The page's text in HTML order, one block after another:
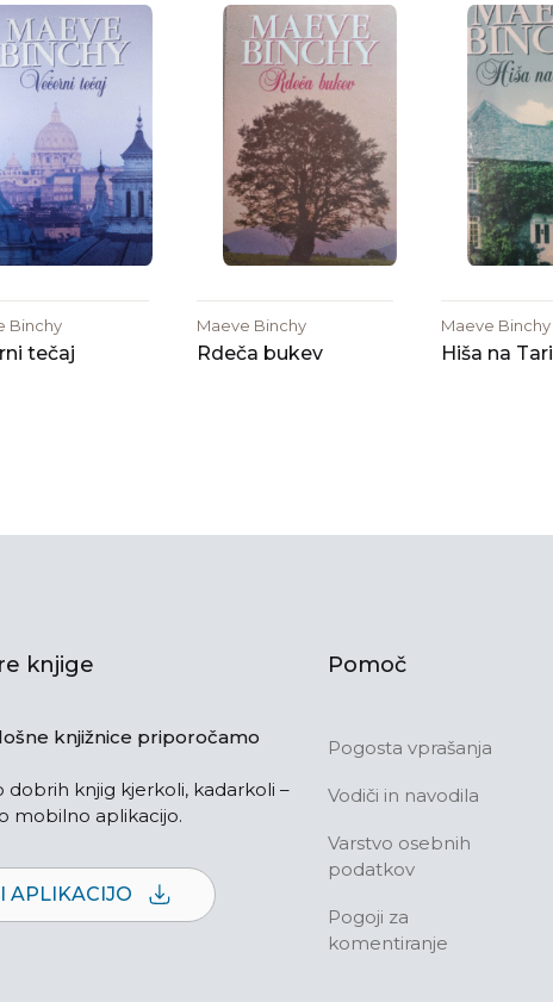
Binchy
tečaj
Maeve Binchy
Rdeča bukev
Maeve Binchy
Hiša na Tari
knjige
knjižnice priporočamo
dobrih knjig kjerkoli, kadarkoli –
mobilno aplikacijo.
APLIKACIJO
Pomoč
Pogosta vprašanja
Vodiči in navodila
Varstvo osebnih
podatkov
Pogoji za
komentiranje